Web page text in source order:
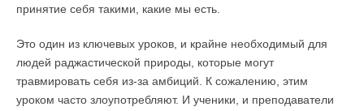
принятие себя такими, какие мы есть.
Это один из ключевых уроков, и крайне необходимый для
людей раджастической природы, которые могут
травмировать себя из-за амбиций. К сожалению, этим
уроком часто злоупотребляют. И ученики, и преподаватели